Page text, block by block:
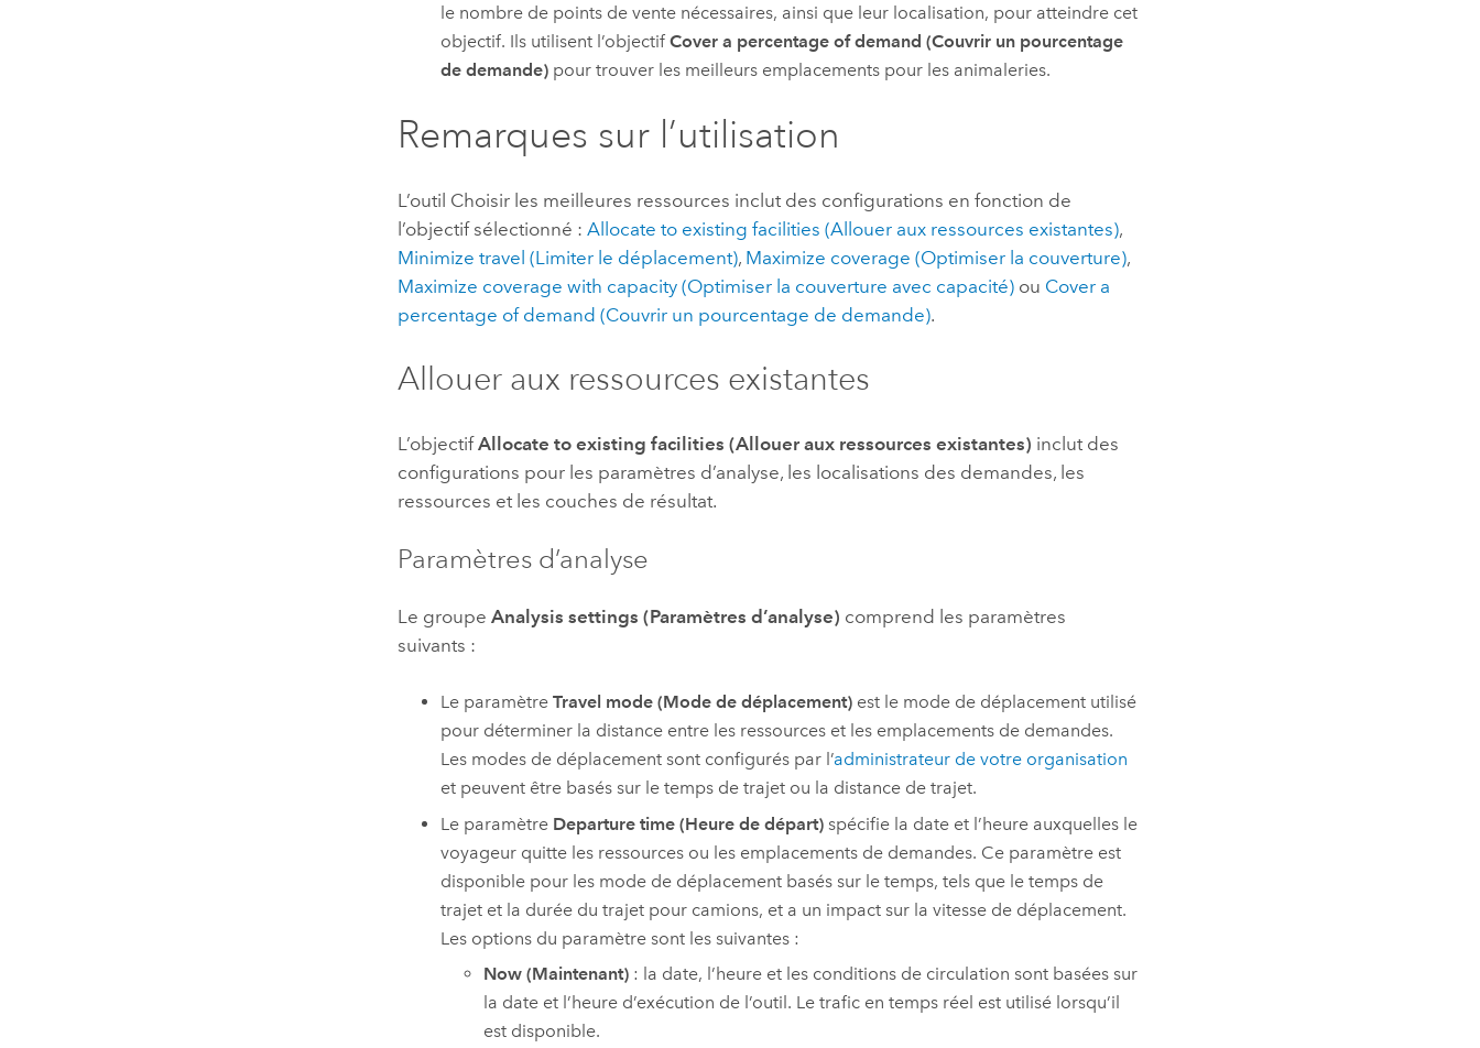
le nombre de points de vente nécessaires, ainsi que leur localisation, pour atteindre cet
objectif. Ils utilisent l’objectif Cover a percentage of demand (Couvrir un pourcentage
de demande)pour trouver les meilleurs emplacements pour les animaleries.
Remarques sur l’utilisation
L’outil Choisir les meilleures ressources inclut des configurations en fonction de
l’objectif sélectionné :Allocate to existing facilities (Allouer aux ressources existantes),
Minimize travel (Limiter le déplacement), Maximize coverage (Optimiser la couverture),
Maximize coverage with capacity (Optimiser la couverture avec capacité) ou Cover a
percentage of demand (Couvrir un pourcentage de demande).
Allouer aux ressources existantes
L’objectifAllocate to existing facilities (Allouer aux ressources existantes) inclut des
configurations pour les paramètres d’analyse, les localisations des demandes, les
ressources et les couches de résultat.
Paramètres d’analyse
Le groupeAnalysis settings (Paramètres d’analyse) comprend les paramètres
suivants :
Le paramètre Travel mode (Mode de déplacement)est le mode de déplacement utilisé
pour déterminer la distance entre les ressources et les emplacements de demandes.
Les modes de déplacement sont configurés par l’administrateur de votre organisation
et peuvent être basés sur le temps de trajet ou la distance de trajet.
Le paramètre Departure time (Heure de départ)spécifie la date et l’heure auxquelles le
voyageur quitte les ressources ou les emplacements de demandes. Ce paramètre est
disponible pour les mode de déplacement basés sur le temps, tels que le temps de
trajet et la durée du trajet pour camions, et a un impact sur la vitesse de déplacement.
Les options du paramètre sont les suivantes :
Now (Maintenant): la date, l’heure et les conditions de circulation sont basées sur
la date et l’heure d’exécution de l’outil. Le trafic en temps réel est utilisé lorsqu’il
est disponible.